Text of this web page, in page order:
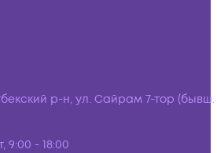
р-н, ул. Сайрам 7-тор (бывш.
9:00 - 18:00